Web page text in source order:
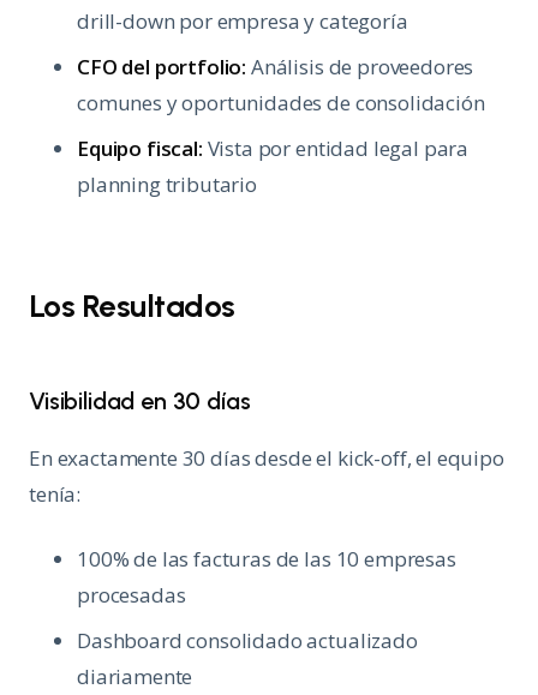
drill-down por empresa y categoría
CFO del portfolio: Análisis de proveedores
comunes y oportunidades de consolidación
Equipo fiscal: Vista por entidad legal para
planning tributario
Los Resultados
Visibilidad en 30 días
En exactamente 30 días desde el kick-off, el equipo
tenía:
100% de las facturas de las 10 empresas
procesadas
Dashboard consolidado actualizado
diariamente